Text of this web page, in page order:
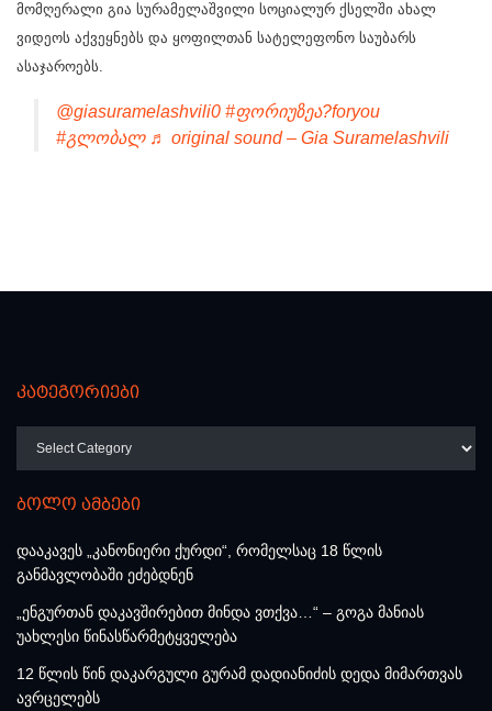
მომღერალი გია სურამელაშვილი სოციალურ ქსელში ახალ
ვიდეოს აქვეყნებს და ყოფილთან სატელეფონო საუბარს
ასაჯაროებს.
@giasuramelashvili0 #ფორიუზეა?foryou
#გლობალ ♬ original sound – Gia Suramelashvili
კატეგორიები
ბოლო ამბები
დააკავეს „კანონიერი ქურდი“, რომელსაც 18 წლის
განმავლობაში ეძებდნენ
„ენგურთან დაკავშირებით მინდა ვთქვა…“ – გოგა მანიას
უახლესი წინასწარმეტყველება
12 წლის წინ დაკარგული გურამ დადიანიძის დედა მიმართვას
ავრცელებს